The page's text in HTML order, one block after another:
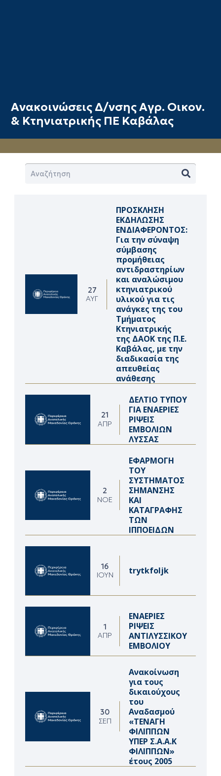
Ανακοινώσεις Δ/νσης Αγρ. Οικον.
& Κτηνιατρικής ΠΕ Καβάλας
27
ΑΥΓ
ΠΡΟΣΚΛΗΣΗ
ΕΚΔΗΛΩΣΗΣ
ΕΝΔΙΑΦΕΡΟΝΤΟΣ:
Για την σύναψη
σύμβασης
προμήθειας
αντιδραστηρίων
και αναλώσιμου
κτηνιατρικού
υλικού για τις
ανάγκες της του
Τμήματος
Κτηνιατρικής
της ΔΑΟΚ της Π.Ε.
Καβάλας, με την
διαδικασία της
απευθείας
ανάθεσης
21
ΑΠΡ
ΔΕΛΤΙΟ ΤΥΠΟΥ
ΓΙΑ ΕΝΑΕΡΙΕΣ
ΡΙΨΕΙΣ
ΕΜΒΟΛΙΩΝ
ΛΥΣΣΑΣ
2
ΝΟΈ
ΕΦΑΡΜΟΓΗ
ΤΟΥ
ΣΥΣΤΗΜΑΤΟΣ
ΣΗΜΑΝΣΗΣ
ΚΑΙ
ΚΑΤΑΓΡΑΦΗΣ
ΤΩΝ
ΙΠΠΟΕΙΔΩΝ
16
ΙΟΎΝ
trytkfoljk
1
ΑΠΡ
ΕΝΑΕΡΙΕΣ
ΡΙΨΕΙΣ
ΑΝΤΙΛΥΣΣΙΚΟΥ
ΕΜΒΟΛΙΟΥ
30
ΣΕΠ
Ανακοίνωση
για τους
δικαιούχους
του
Αναδασμού
«ΤΕΝΑΓΗ
ΦΙΛΙΠΠΩΝ
ΥΠΕΡ Σ.Α.Α.Κ
ΦΙΛΙΠΠΩΝ»
έτους 2005